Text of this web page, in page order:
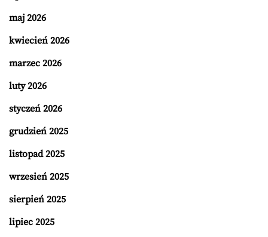
maj 2026
kwiecień 2026
marzec 2026
luty 2026
styczeń 2026
grudzień 2025
listopad 2025
wrzesień 2025
sierpień 2025
lipiec 2025